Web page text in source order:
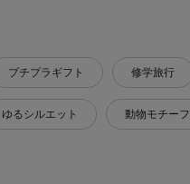
プチプラギフト 修学旅行
ゆるシルエット 動物モチーフ